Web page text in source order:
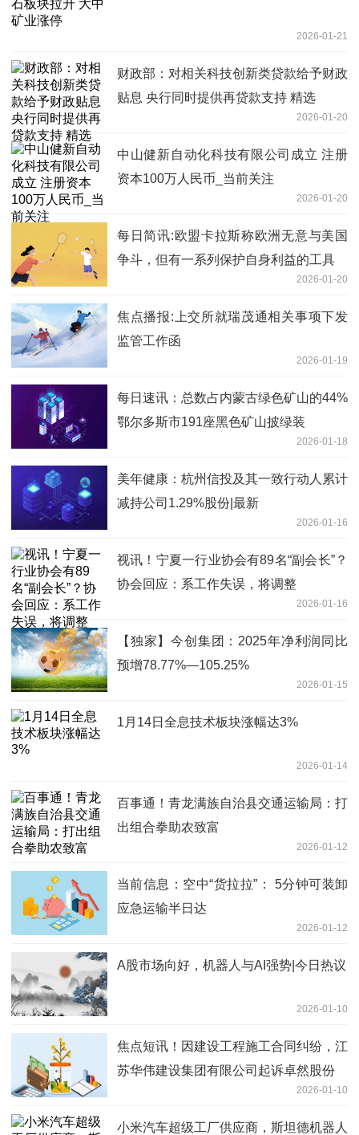
2026-01-21
财政部：对相关科技创新类贷款给予财政
贴息 央行同时提供再贷款支持 精选
2026-01-20
中山健新自动化科技有限公司成立 注册
资本100万人民币_当前关注
2026-01-20
每日简讯:欧盟卡拉斯称欧洲无意与美国
争斗，但有一系列保护自身利益的工具
2026-01-20
焦点播报:上交所就瑞茂通相关事项下发
监管工作函
2026-01-19
每日速讯：总数占内蒙古绿色矿山的44%
​鄂尔多斯市191座黑色矿山披绿装
2026-01-18
美年健康：杭州信投及其一致行动人累计
减持公司1.29%股份|最新
2026-01-16
视讯！宁夏一行业协会有89名“副会长”？
协会回应：系工作失误，将调整
2026-01-16
【独家】今创集团：2025年净利润同比
预增78.77%—105.25%
2026-01-15
1月14日全息技术板块涨幅达3%
2026-01-14
百事通！青龙满族自治县交通运输局：打
出组合拳助农致富
2026-01-12
当前信息：空中“货拉拉”： 5分钟可装卸
应急运输半日达
2026-01-12
A股市场向好，机器人与AI强势|今日热议
2026-01-10
焦点短讯！因建设工程施工合同纠纷，江
苏华伟建设集团有限公司起诉卓然股份
2026-01-10
小米汽车超级工厂供应商，斯坦德机器人